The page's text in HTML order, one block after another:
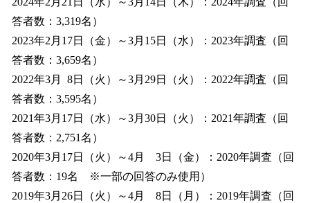
答者数：3,319名）
2023年2月17日（金）～3月15日（水）：2023年調査（回
答者数：3,659名）
2022年3月 8日（火）～3月29日（火）：2022年調査（回
答者数：3,595名）
2021年3月17日（水）～3月30日（火）：2021年調査（回
答者数：2,751名）
2020年3月17日（火）～4月 3日（金）：2020年調査（回
答者数：19名 ※一部の回答のみ使用）
2019年3月26日（火）～4月 8日（月）：2019年調査（回